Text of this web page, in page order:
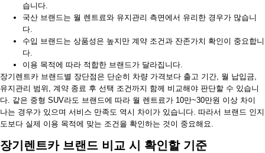
습니다.
국산 브랜드는 월 렌트료와 유지관리 측면에서 유리한 경우가 많습니
다.
수입 브랜드는 상품성은 높지만 계약 조건과 잔존가치 확인이 중요합니
다.
이용 목적에 따라 적합한 브랜드가 달라집니다.
장기렌트카 브랜드별 장단점은 단순히 차량 가격보다 출고 기간, 월 납입금,
유지관리 범위, 계약 종료 후 선택 조건까지 함께 비교해야 판단할 수 있습니
다. 같은 중형 SUV라도 브랜드에 따라 월 렌트료가 10만~30만원 이상 차이
나는 경우가 있으며 서비스 만족도 역시 차이가 있습니다. 따라서 브랜드 인지
도보다 실제 이용 목적에 맞는 조건을 확인하는 것이 중요해요.
장기렌트카 브랜드 비교 시 확인할 기준